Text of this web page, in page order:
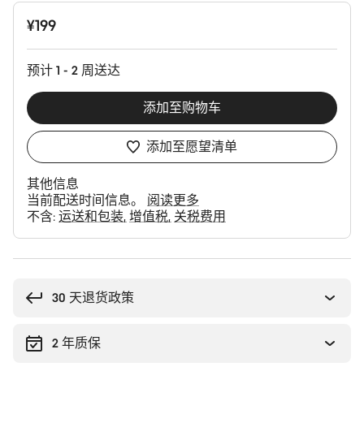
产
¥199
预计 1 - 2 周送达
添加至购物车
添加至愿望清单
其他信息
当前配送时间信息。 阅读更多
不含: 运送和包装 增值税 关税费用
30 天退货政策
2 年质保